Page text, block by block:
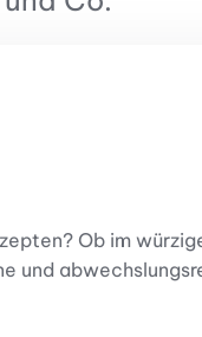
Ob im
und